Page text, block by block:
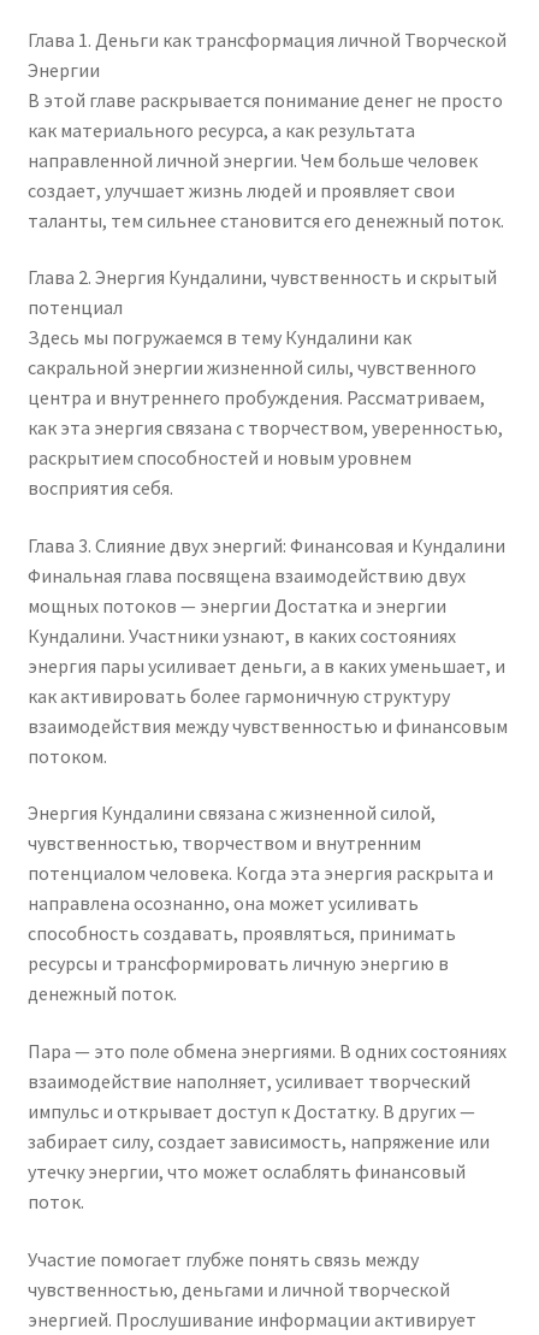
Глава 1. Деньги как трансформация личной Творческой
Энергии
В этой главе раскрывается понимание денег не просто
как материального ресурса, а как результата
направленной личной энергии. Чем больше человек
создает, улучшает жизнь людей и проявляет свои
таланты, тем сильнее становится его денежный поток.
Глава 2. Энергия Кундалини, чувственность и скрытый
потенциал
Здесь мы погружаемся в тему Кундалини как
сакральной энергии жизненной силы, чувственного
центра и внутреннего пробуждения. Рассматриваем,
как эта энергия связана с творчеством, уверенностью,
раскрытием способностей и новым уровнем
восприятия себя.
Глава 3. Слияние двух энергий: Финансовая и Кундалини
Финальная глава посвящена взаимодействию двух
мощных потоков — энергии Достатка и энергии
Кундалини. Участники узнают, в каких состояниях
энергия пары усиливает деньги, а в каких уменьшает, и
как активировать более гармоничную структуру
взаимодействия между чувственностью и финансовым
потоком.
Энергия Кундалини связана с жизненной силой,
чувственностью, творчеством и внутренним
потенциалом человека. Когда эта энергия раскрыта и
направлена осознанно, она может усиливать
способность создавать, проявляться, принимать
ресурсы и трансформировать личную энергию в
денежный поток.
Пара — это поле обмена энергиями. В одних состояниях
взаимодействие наполняет, усиливает творческий
импульс и открывает доступ к Достатку. В других —
забирает силу, создает зависимость, напряжение или
утечку энергии, что может ослаблять финансовый
поток.
Участие помогает глубже понять связь между
чувственностью, деньгами и личной творческой
энергией. Прослушивание информации активирует